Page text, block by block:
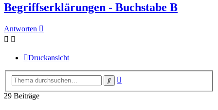
Begriffserklärungen - Buchstabe B
Antworten
Druckansicht
Suche
29 Beiträge